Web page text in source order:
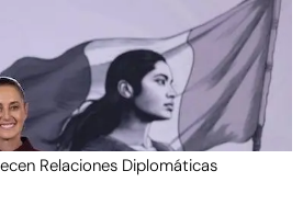
Relaciones Diplomáticas